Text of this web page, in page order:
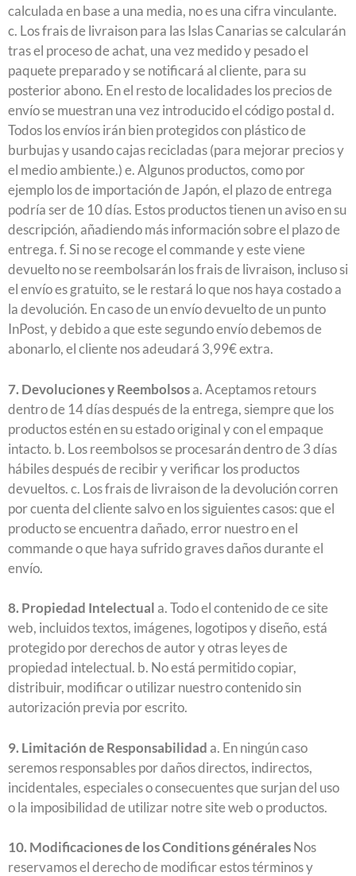
calculada en base a una media, no es una cifra vinculante.
c. Los frais de livraison para las Islas Canarias se calcularán
tras el proceso de achat, una vez medido y pesado el
paquete preparado y se notificará al cliente, para su
posterior abono. En el resto de localidades los precios de
envío se muestran una vez introducido el código postal d.
Todos los envíos irán bien protegidos con plástico de
burbujas y usando cajas recicladas (para mejorar precios y
el medio ambiente.) e. Algunos productos, como por
ejemplo los de importación de Japón, el plazo de entrega
podría ser de 10 días. Estos productos tienen un aviso en su
descripción, añadiendo más información sobre el plazo de
entrega. f. Si no se recoge el commande y este viene
devuelto no se reembolsarán los frais de livraison, incluso si
el envío es gratuito, se le restará lo que nos haya costado a
la devolución. En caso de un envío devuelto de un punto
InPost, y debido a que este segundo envío debemos de
abonarlo, el cliente nos adeudará 3,99€ extra.
7. Devoluciones y Reembolsosa. Aceptamos retours
dentro de 14 días después de la entrega, siempre que los
productos estén en su estado original y con el empaque
intacto. b. Los reembolsos se procesarán dentro de 3 días
hábiles después de recibir y verificar los productos
devueltos. c. Los frais de livraison de la devolución corren
por cuenta del cliente salvo en los siguientes casos: que el
producto se encuentra dañado, error nuestro en el
commande o que haya sufrido graves daños durante el
envío.
8. Propiedad Intelectual a. Todo el contenido de ce site
web, incluidos textos, imágenes, logotipos y diseño, está
protegido por derechos de autor y otras leyes de
propiedad intelectual. b. No está permitido copiar,
distribuir, modificar o utilizar nuestro contenido sin
autorización previa por escrito.
9. Limitación de Responsabilidad a. En ningún caso
seremos responsables por daños directos, indirectos,
incidentales, especiales o consecuentes que surjan del uso
o la imposibilidad de utilizar notre site web o productos.
10. Modificaciones de los Conditions généralesNos
reservamos el derecho de modificar estos términos y